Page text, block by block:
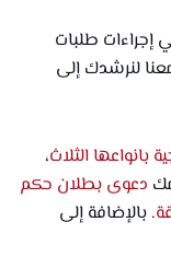
إجراءات طلبات
لنرشدك إلى
بانواعها الثلاث،
دعوى بطلان حكم
. بالإضافة إلى